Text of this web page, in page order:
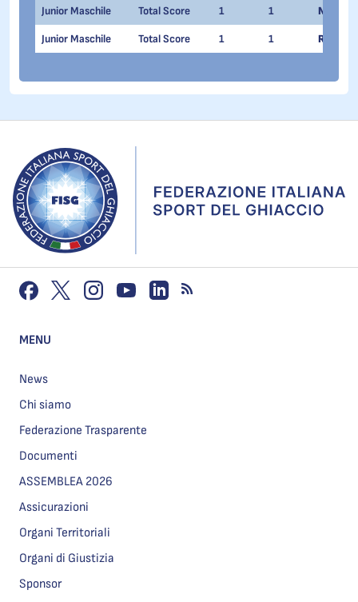
Junior Maschile Total Score 1 1 Nikolaj
Junior Maschile Total Score 1 1
MENU
News
Chi siamo
Federazione Trasparente
Documenti
ASSEMBLEA 2026
Assicurazioni
Organi Territoriali
Organi di Giustizia
Sponsor